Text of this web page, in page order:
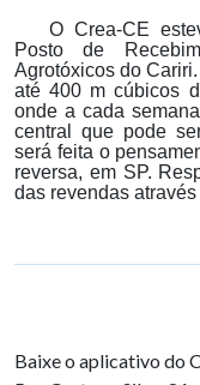
O Crea-CE
Posto de
Agrotóxicos do
até 400 m cúbicos
onde a cada
central que pode
será feita o
reversa, em SP.
das revendas
Baixe o aplicativo do